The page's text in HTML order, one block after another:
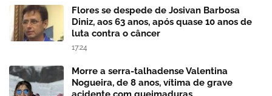
Flores se despede de Josivan Barbosa
Diniz, aos 63 anos, após quase 10 anos de
luta contra o câncer
17:24
Morre a serra-talhadense Valentina
Nogueira, de 8 anos, vítima de grave